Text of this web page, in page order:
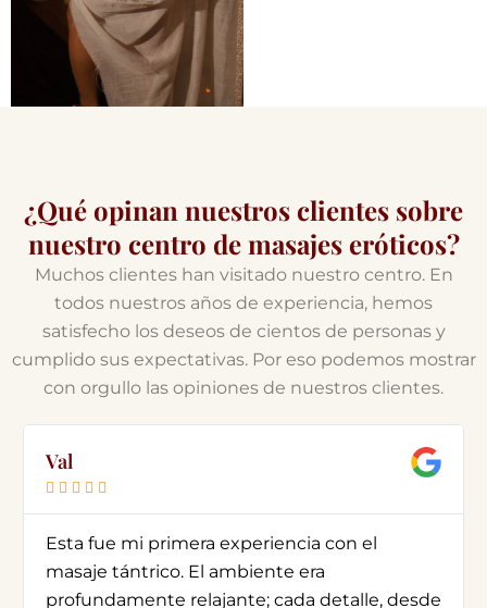
¿Qué opinan nuestros clientes sobre
nuestro centro de masajes eróticos?
Muchos clientes han visitado nuestro centro. En
todos nuestros años de experiencia, hemos
satisfecho los deseos de cientos de personas y
cumplido sus expectativas. Por eso podemos mostrar
con orgullo las opiniones de nuestros clientes.
Val
    
Esta fue mi primera experiencia con el
masaje tántrico. El ambiente era
profundamente relajante; cada detalle, desde